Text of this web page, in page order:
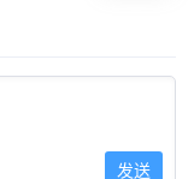
发送